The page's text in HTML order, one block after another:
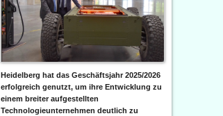
Heidelberg hat das Geschäftsjahr 2025/2026
erfolgreich genutzt, um ihre Entwicklung zu
einem breiter aufgestellten
Technologieunternehmen deutlich zu